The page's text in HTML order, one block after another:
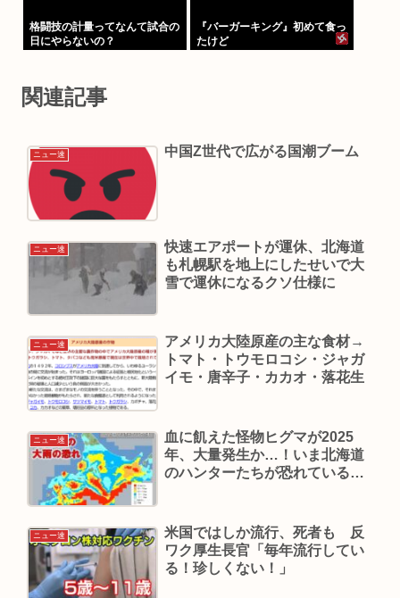
格闘技の計量ってなんて試合の
日にやらないの？
『バーガーキング』初めて食っ
たけど
関連記事
ニュー速 中国Z世代で広がる国潮ブーム
ニュー速
快速エアポートが運休、北海道
も札幌駅を地上にしたせいで大
雪で運休になるクソ仕様に
ニュー速
アメリカ大陸原産の主な食材→
トマト・トウモロコシ・ジャガ
イモ・唐辛子・カカオ・落花生
ニュー速
血に飢えた怪物ヒグマが2025
年、大量発生か…！いま北海道
のハンターたちが恐れている
ニュー速
米国ではしか流行、死者も 反
ワク厚生長官「毎年流行してい
る！珍しくない！」